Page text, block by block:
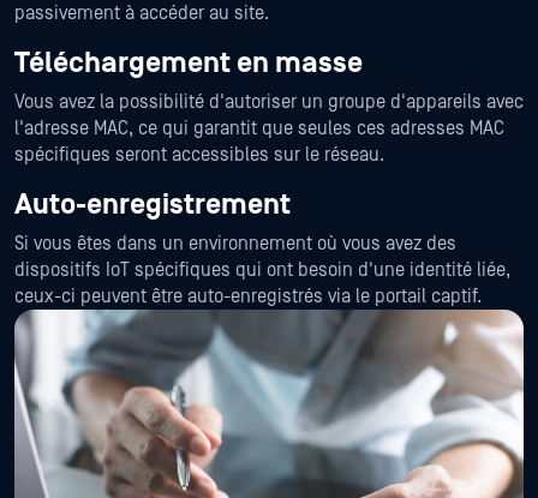
passivement à accéder au site.
Téléchargement en masse
Vous avez la possibilité d'autoriser un groupe d'appareils avec
l'adresse MAC, ce qui garantit que seules ces adresses MAC
spécifiques seront accessibles sur le réseau.
Auto-enregistrement
Si vous êtes dans un environnement où vous avez des
dispositifs IoT spécifiques qui ont besoin d'une identité liée,
ceux-ci peuvent être auto-enregistrés via le portail captif.